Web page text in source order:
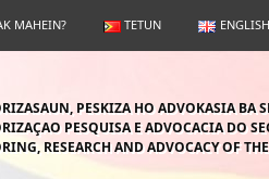
MAHEIN? TETUN ENGLISH
PESKIZA HO ADVOKASIA BA
PESQUISA E ADVOCACIA DO
RESEARCH AND ADVOCACY OF